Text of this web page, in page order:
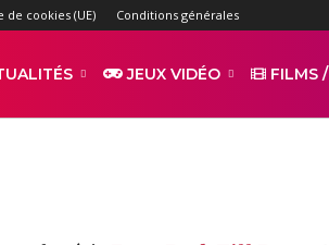
de cookies (UE) Conditions générales
JEUX VIDÉO FILMS
– Edition Titty
TAQUITOTV - 2576 0